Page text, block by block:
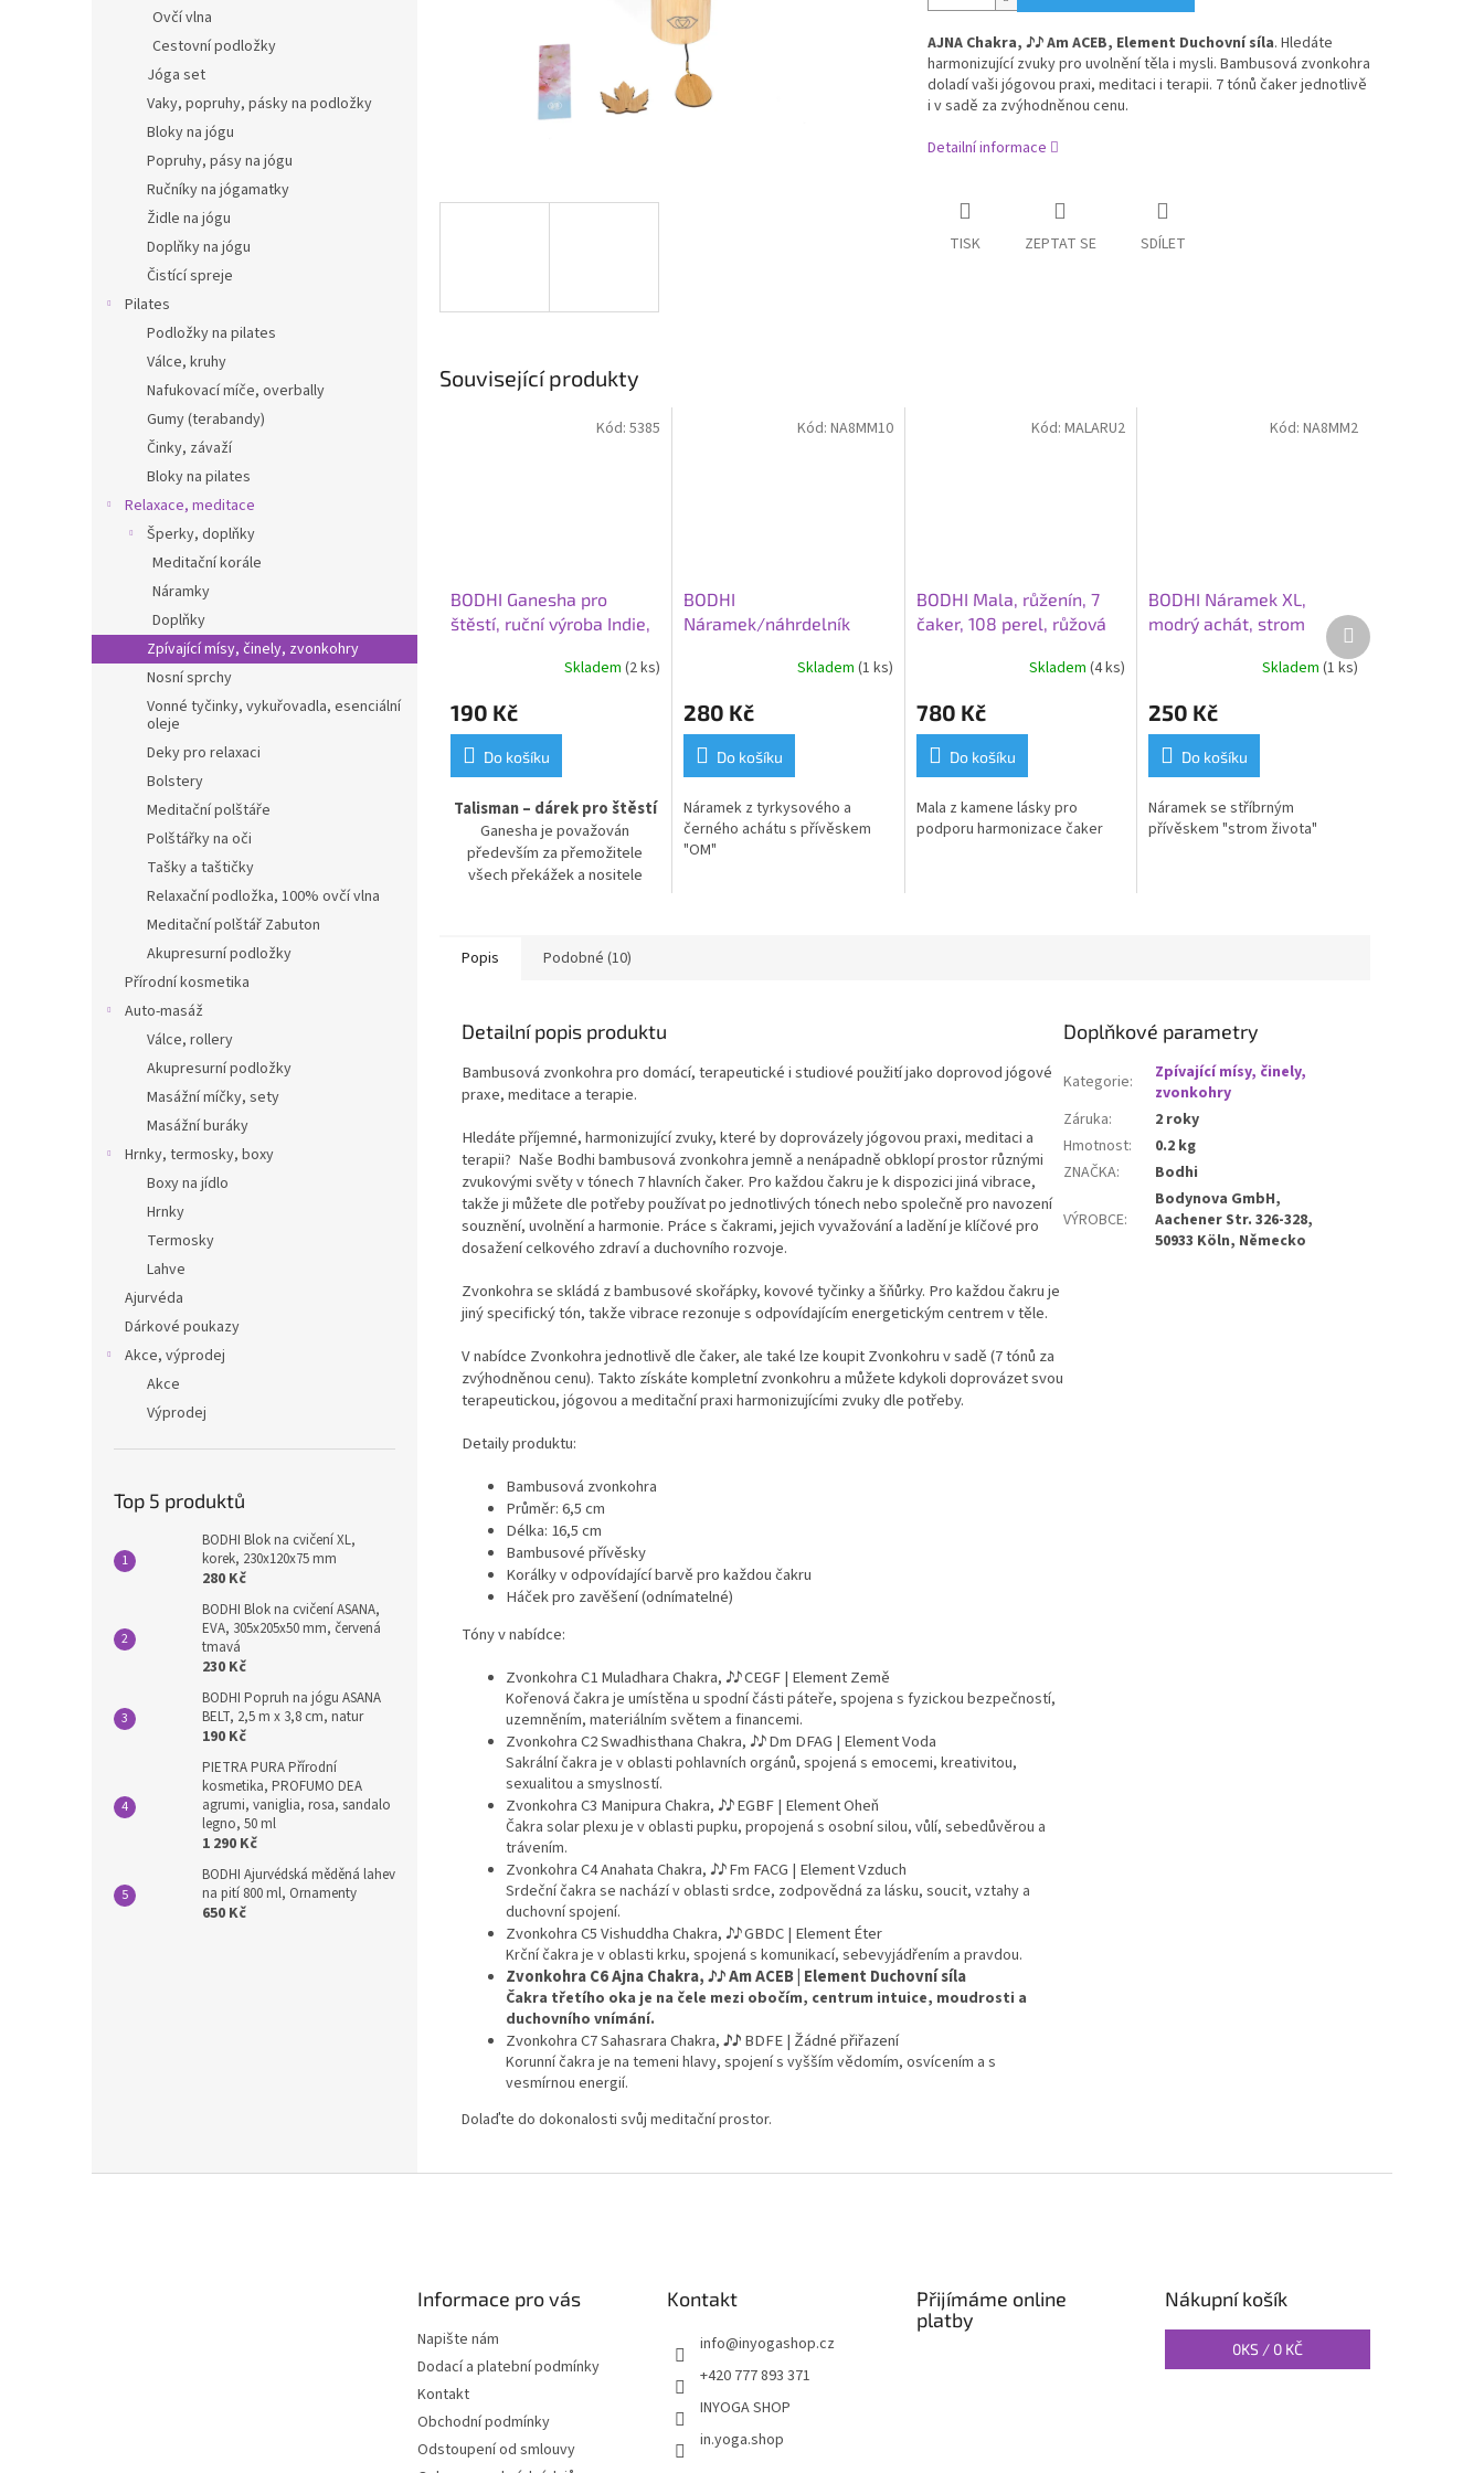
Ovčí vlna
Cestovní podložky
Jóga set
Vaky, popruhy, pásky na podložky
Bloky na jógu
Popruhy, pásy na jógu
Ručníky na jógamatky
Židle na jógu
Doplňky na jógu
Čistící spreje
Pilates
Podložky na pilates
Válce, kruhy
Nafukovací míče, overbally
Gumy (terabandy)
Činky, závaží
Bloky na pilates
Relaxace, meditace
Šperky, doplňky
Meditační korále
Náramky
Doplňky
Zpívající mísy, činely, zvonkohry
Nosní sprchy
Vonné tyčinky, vykuřovadla, esenciální
oleje
Deky pro relaxaci
Bolstery
Meditační polštáře
Polštářky na oči
Tašky a taštičky
Relaxační podložka, 100% ovčí vlna
Meditační polštář Zabuton
Akupresurní podložky
Přírodní kosmetika
Auto-masáž
Válce, rollery
Akupresurní podložky
Masážní míčky, sety
Masážní buráky
Hrnky, termosky, boxy
Boxy na jídlo
Hrnky
Termosky
Lahve
Ajurvéda
Dárkové poukazy
Akce, výprodej
Akce
Výprodej
Top 5 produktů
BODHI Blok na cvičení XL,
korek, 230x120x75 mm
280 Kč
BODHI Blok na cvičení ASANA,
EVA, 305x205x50 mm, červená
tmavá
230 Kč
BODHI Popruh na jógu ASANA
BELT, 2,5 m x 3,8 cm, natur
190 Kč
PIETRA PURA Přírodní
kosmetika, PROFUMO DEA
agrumi, vaniglia, rosa, sandalo
legno, 50 ml
1 290 Kč
BODHI Ajurvédská měděná lahev
na pití 800 ml, Ornamenty
650 Kč
AJNA Chakra, ♪♪ Am ACEB, Element Duchovní síla. Hledáte
harmonizující zvuky pro uvolnění těla i mysli. Bambusová zvonkohra
doladí vaši jógovou praxi, meditaci i terapii. 7 tónů čaker jednotlivě
i v sadě za zvýhodněnou cenu.
Detailní informace
TISK ZEPTAT SE SDÍLET
Související produkty
BODHI Ganesha pro
štěstí, ruční výroba Indie,
Skladem (2 ks)
190 Kč
Do košíku
Talisman – dárek pro štěstí
Ganesha jepovažován
především za přemožitele
všech překážek a nositele
na symboliku a může být i
Kód: 5385
BODHI
Náramek/náhrdelník
Skladem (1 ks)
280 Kč
Do košíku
Náramek z tyrkysového a
černého achátu s přívěskem
"OM"
Kód: NA8MM10
BODHI Mala, růženín, 7
čaker, 108 perel, růžová
Skladem(4 ks)
780 Kč
Do košíku
Mala z kamene lásky pro
podporu harmonizace čaker
Kód:MALARU2
BODHI Náramek XL,
modrý achát, strom
Skladem (1 ks)
250 Kč
Do košíku
Náramek se stříbrným
přívěskem "strom života"
Kód: NA8MM2
Další
produkt
Popis Podobné (10)
Detailní popis produktu
Bambusová zvonkohra pro domácí, terapeutické i studiové použití jako doprovod jógové
praxe, meditace a terapie.
Hledáte příjemné, harmonizující zvuky, které by doprovázely jógovou praxi, meditaci a
terapii? Naše Bodhi bambusová zvonkohra jemně a nenápadně obklopí prostor různými
zvukovými světy v tónech 7 hlavních čaker. Pro každou čakru je k dispozici jiná vibrace,
takže ji můžete dle potřeby používat po jednotlivých tónech nebo společně pro navození
souznění, uvolnění a harmonie. Práce s čakrami, jejich vyvažování a ladění je klíčové pro
dosažení celkového zdraví a duchovního rozvoje.
Zvonkohra se skládá z bambusové skořápky, kovové tyčinky a šňůrky. Pro každou čakru je
jiný specifický tón, takže vibrace rezonuje s odpovídajícím energetickým centrem v těle.
V nabídce Zvonkohra jednotlivě dle čaker, ale také lze koupit Zvonkohru v sadě (7 tónů za
zvýhodněnou cenu). Takto získáte kompletní zvonkohru a můžete kdykoli doprovázet svou
terapeutickou, jógovou a meditační praxi harmonizujícími zvuky dle potřeby.
Detaily produktu:
Bambusová zvonkohra
Průměr: 6,5 cm
Délka: 16,5 cm
Bambusové přívěsky
Korálky v odpovídající barvě pro každou čakru
Háček pro zavěšení (odnímatelné)
Tóny v nabídce:
Zvonkohra C1 Muladhara Chakra, ♪♪CEGF | Element Země
Kořenová čakra je umístěna u spodní části páteře, spojena s fyzickou bezpečností,
uzemněním, materiálním světem a financemi.
Zvonkohra C2 Swadhisthana Chakra, ♪♪ Dm DFAG | Element Voda
Sakrální čakra je v oblasti pohlavních orgánů, spojená s emocemi, kreativitou,
sexualitou a smyslností.
Zvonkohra C3 Manipura Chakra, ♪♪ EGBF | Element Oheň
Čakra solar plexu je v oblasti pupku, propojená s osobní silou, vůlí, sebedůvěrou a
trávením.
Zvonkohra C4 Anahata Chakra, ♪♪ Fm FACG | Element Vzduch
Srdeční čakra se nachází v oblasti srdce, zodpovědná za lásku, soucit, vztahy a
duchovní spojení.
Zvonkohra C5 Vishuddha Chakra, ♪♪ GBDC | ElementÉter
Krční čakra je v oblasti krku, spojená s komunikací, sebevyjádřením a pravdou.
Zvonkohra C6 Ajna Chakra,♪♪ Am ACEB | Element Duchovní síla
Čakra třetího oka je na čele mezi obočím, centrum intuice, moudrosti a
duchovního vnímání.
Zvonkohra C7 Sahasrara Chakra,♪♪BDFE | Žádné přiřazení
Korunní čakra je na temeni hlavy, spojení s vyšším vědomím, osvícením a s
vesmírnou energií.
Dolaďte do dokonalosti svůj meditační prostor.
Doplňkové parametry
Kategorie:
Zpívající mísy, činely,
zvonkohry
Záruka:
2 roky
Hmotnost:
0.2 kg
ZNAČKA: Bodhi
VÝROBCE:
Bodynova GmbH,
Aachener Str. 326-328,
50933 Köln, Německo
Informace pro vás
Napište nám
Dodací a platební podmínky
Kontakt
Obchodní podmínky
Odstoupení od smlouvy
Kontakt
info@inyogashop.cz
+420 777 893 371
INYOGA SHOP
in.yoga.shop
Přijímáme online
platby
Nákupní košík
0KS / 0 KČ